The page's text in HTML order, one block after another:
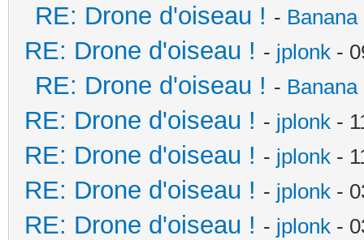
RE: Drone d'oiseau ! -
RE: Drone d'oiseau ! - jplonk -
RE: Drone d'oiseau ! -
RE: Drone d'oiseau ! - jplonk -
RE: Drone d'oiseau ! - jplonk -
RE: Drone d'oiseau ! - jplonk -
RE: Drone d'oiseau ! - jplonk -